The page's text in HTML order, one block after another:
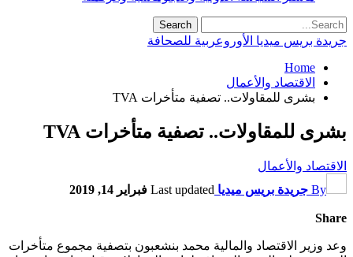
جريدة بريس ميديا الأوروعربية للصحافة
Home
الاقتصاد والأعمال
بشرى للمقاولات.. تصفية متأخرات TVA
بشرى للمقاولات.. تصفية متأخرات TVA
الاقتصاد والأعمال
By جريدة بريس ميديا Last updated فبراير 14, 2019
Share
وعد وزير الاقتصاد والمالية محمد بنشعبون بتصفية مجموع متأخرات